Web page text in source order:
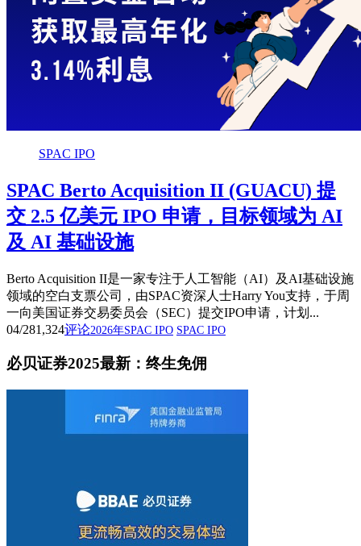
SPAC IPO
SPAC Berto Acquisition II (GUACU) 提
交 2.5 亿美元 IPO 申请，目标领域为 AI
及 AI 基础设施
Berto Acquisition II是一家专注于人工智能（AI）及AI基础设施
领域的空白支票公司，由SPAC资深人士Harry You支持，于周
一向美国证券交易委员会（SEC）提交IPO申请，计划...
04/281,324评论2026年SPAC IPO SPAC IPO
必贝证券2025最新：终生免佣